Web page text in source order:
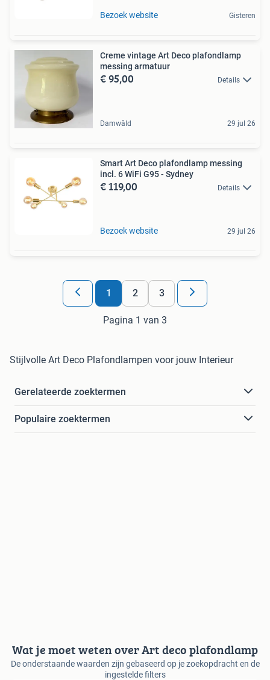
Bezoek website Gisteren
Creme vintage Art Deco plafondlamp
messing armatuur
€ 95,00 Details
Damwâld 29 jul 26
Smart Art Deco plafondlamp messing
incl. 6 WiFi G95 - Sydney
€ 119,00 Details
Bezoek website 29 jul 26
1 2 3
Pagina 1 van 3
Stijlvolle Art Deco Plafondlampen voor jouw Interieur
Gerelateerde zoektermen
Populaire zoektermen
Wat je moet weten over Art deco plafondlamp
De onderstaande waarden zijn gebaseerd op je zoekopdracht en de
ingestelde filters